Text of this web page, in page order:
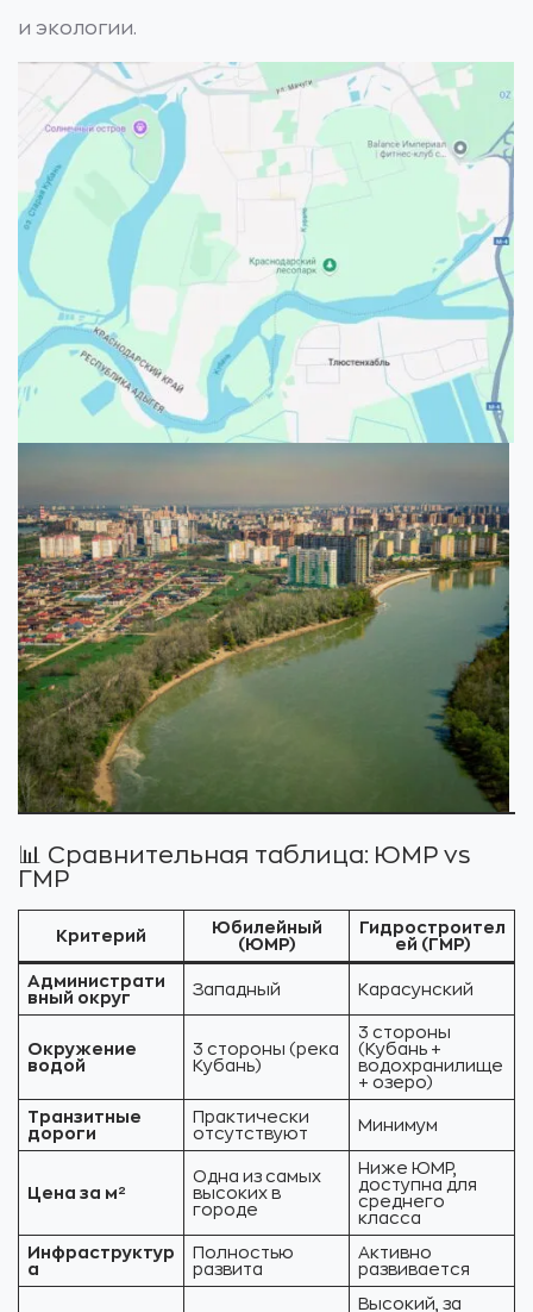
и экологии.
📊 Сравнительная таблица: ЮМР vs
ГМР
Критерий
Юбилейный
(ЮМР)
Гидростроител
ей (ГМР)
Администрати
вный округ
Западный Карасунский
Окружение
водой
3 стороны (река
Кубань)
3 стороны
(Кубань +
водохранилище
+ озеро)
Транзитные
дороги
Практически
отсутствуют
Минимум
Цена за м²
Одна из самых
высоких в
городе
Ниже ЮМР,
доступна для
среднего
класса
Инфраструктур
а
Полностью
развита
Активно
развивается
Высокий, за